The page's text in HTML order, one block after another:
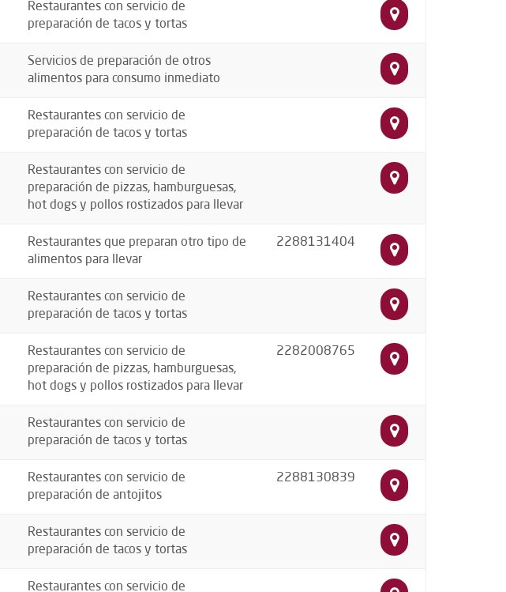
Restaurantes con servicio de
preparación de tacos y tortas
Servicios de preparación de otros
alimentos para consumo inmediato
Restaurantes con servicio de
preparación de tacos y tortas
Restaurantes con servicio de
preparación de pizzas, hamburguesas,
hot dogs y pollos rostizados para llevar
Restaurantes que preparan otro tipo de
alimentos para llevar
2288131404
Restaurantes con servicio de
preparación de tacos y tortas
Restaurantes con servicio de
preparación de pizzas, hamburguesas,
hot dogs y pollos rostizados para llevar
2282008765
Restaurantes con servicio de
preparación de tacos y tortas
Restaurantes con servicio de
preparación de antojitos
2288130839
Restaurantes con servicio de
preparación de tacos y tortas
Restaurantes con servicio de